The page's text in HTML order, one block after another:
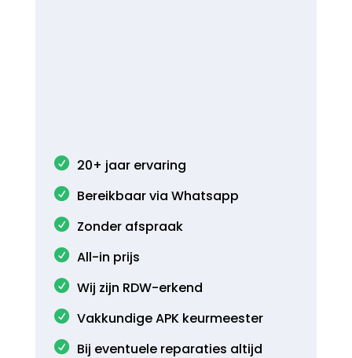
20+ jaar ervaring
Bereikbaar via Whatsapp
Zonder afspraak
All-in prijs
Wij zijn RDW-erkend
Vakkundige APK keurmeester
Bij eventuele reparaties altijd